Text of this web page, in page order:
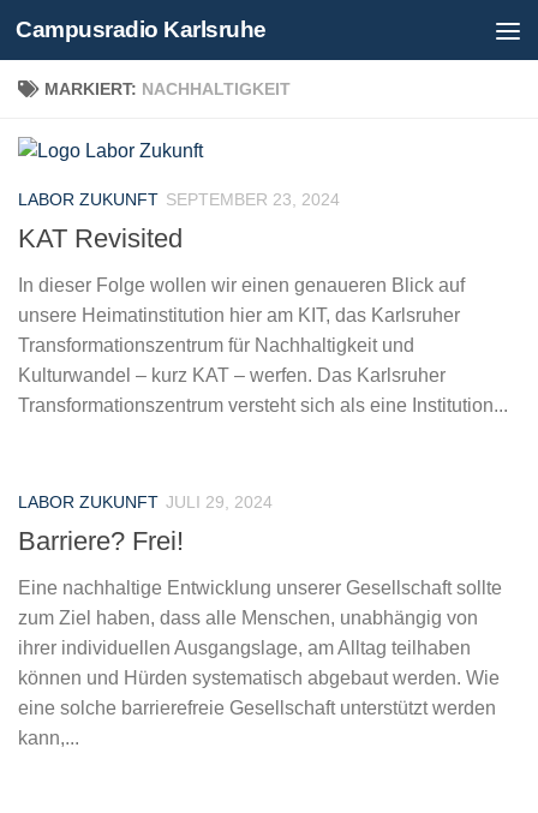
Skip to content
Campusradio Karlsruhe
MARKIERT: NACHHALTIGKEIT
LABOR ZUKUNFT SEPTEMBER 23, 2024
KAT Revisited
In dieser Folge wollen wir einen genaueren Blick auf
unsere Heimatinstitution hier am KIT, das Karlsruher
Transformationszentrum für Nachhaltigkeit und
Kulturwandel – kurz KAT – werfen. Das Karlsruher
Transformationszentrum versteht sich als eine Institution...
LABOR ZUKUNFT JULI 29, 2024
Barriere? Frei!
Eine nachhaltige Entwicklung unserer Gesellschaft sollte
zum Ziel haben, dass alle Menschen, unabhängig von
ihrer individuellen Ausgangslage, am Alltag teilhaben
können und Hürden systematisch abgebaut werden. Wie
eine solche barrierefreie Gesellschaft unterstützt werden
kann,...